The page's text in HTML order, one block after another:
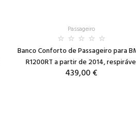
Passageiro
Banco Conforto de Passageiro para
R1200RT a partir de 2014,
439,00 €